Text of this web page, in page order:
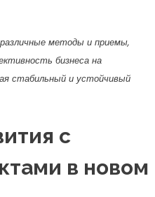
методы и приемы,
бизнеса на
стабильный и устойчивый
с
в новом